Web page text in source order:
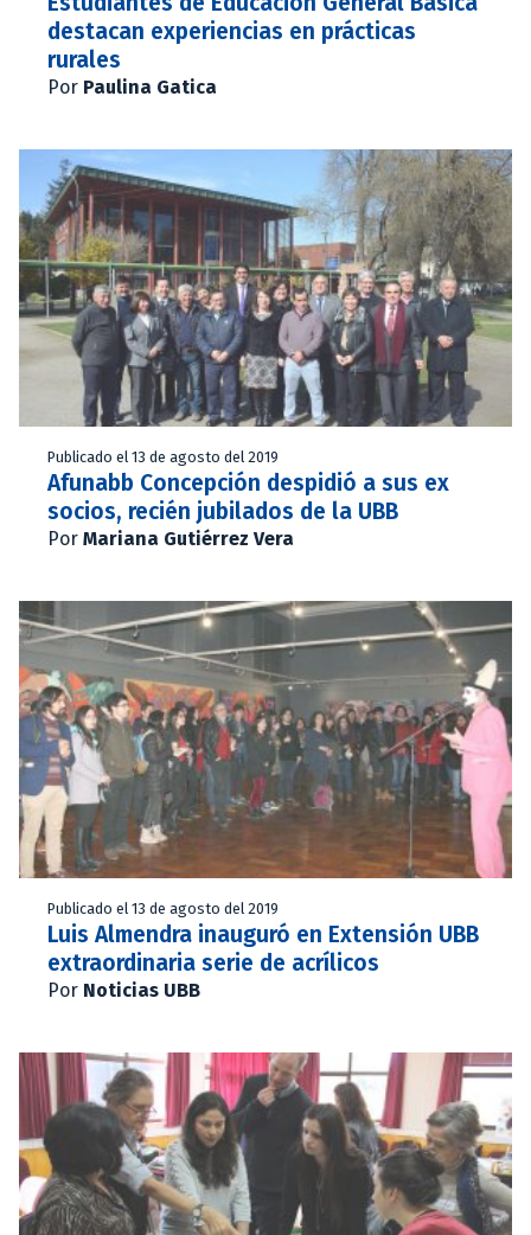
destacan experiencias en prácticas
rurales
Por Paulina Gatica
Publicado el 13 de agosto del 2019
Afunabb Concepción despidió a sus ex
socios, recién jubilados de la UBB
Por Mariana Gutiérrez Vera
Publicado el 13 de agosto del 2019
Luis Almendra inauguró en Extensión UBB
extraordinaria serie de acrílicos
Por Noticias UBB